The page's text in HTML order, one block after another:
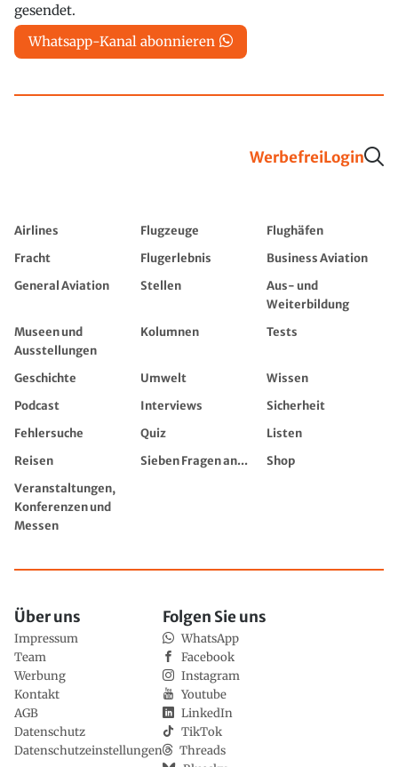
gesendet.
Whatsapp-Kanal abonnieren
WerbefreiLogin
Airlines Flugzeuge
Flughäfen
Fracht
Flugerlebnis
Business Aviation
General Aviation
Stellen
Aus- und
Weiterbildung
Museen und
Ausstellungen
Kolumnen Tests
Geschichte Umwelt
Wissen
Podcast
Interviews
Sicherheit
Fehlersuche
Quiz
Listen
Reisen
Sieben Fragen an...
Shop
Veranstaltungen,
Konferenzen und
Messen
Über uns
Impressum
Team
Werbung
Kontakt
AGB
Datenschutz
Datenschutzeinstellungen
Folgen Sie uns
WhatsApp
Facebook
Instagram
Youtube
LinkedIn
TikTok
Threads